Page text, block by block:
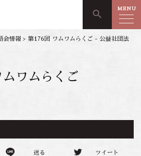
search MENU
会情報 > 第176回 ワムワムらくご - 公益社団法
ワムらくご
送る ツイート